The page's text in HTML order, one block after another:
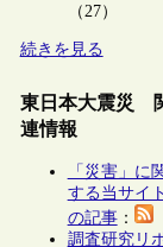
（27）
続きを見る
東日本大震災
連情報
「災害」に
する当サイト
の記事：
調査研究リ